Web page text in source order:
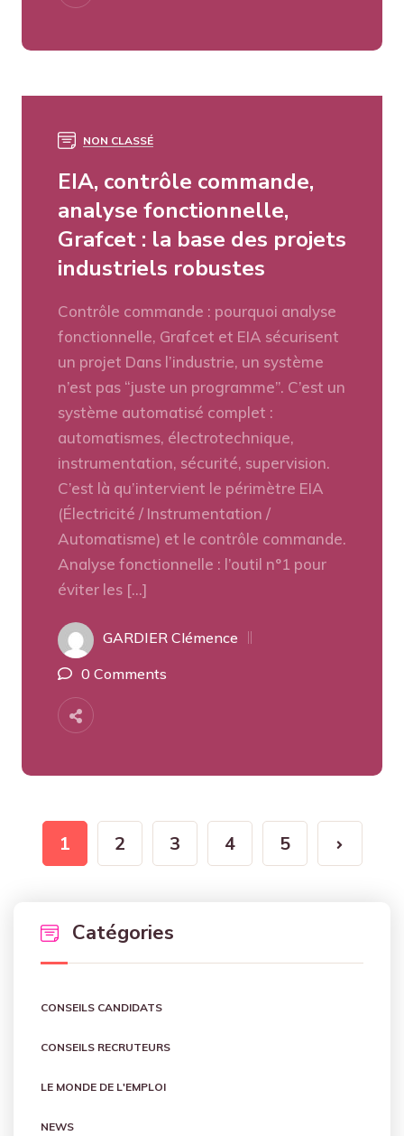
NON CLASSÉ
EIA, contrôle commande,
analyse fonctionnelle,
Grafcet : la base des projets
industriels robustes
Contrôle commande : pourquoi analyse
fonctionnelle, Grafcet et EIA sécurisent
un projet Dans l’industrie, un système
n’est pas “juste un programme”. C’est un
système automatisé complet :
automatismes, électrotechnique,
instrumentation, sécurité, supervision.
C’est là qu’intervient le périmètre EIA
(Électricité / Instrumentation /
Automatisme) et le contrôle commande.
Analyse fonctionnelle : l’outil n°1 pour
éviter les […]
GARDIER Clémence
0 Comments
1 2 3 4 5
Catégories
CONSEILS CANDIDATS
CONSEILS RECRUTEURS
LE MONDE DE L'EMPLOI
NEWS